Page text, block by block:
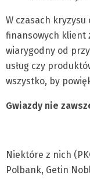
W czasach
finansowych klient
wiarygodny od
usług czy
wszystko, by
Gwiazdy nie
Niektóre z nich
Polbank, Getin